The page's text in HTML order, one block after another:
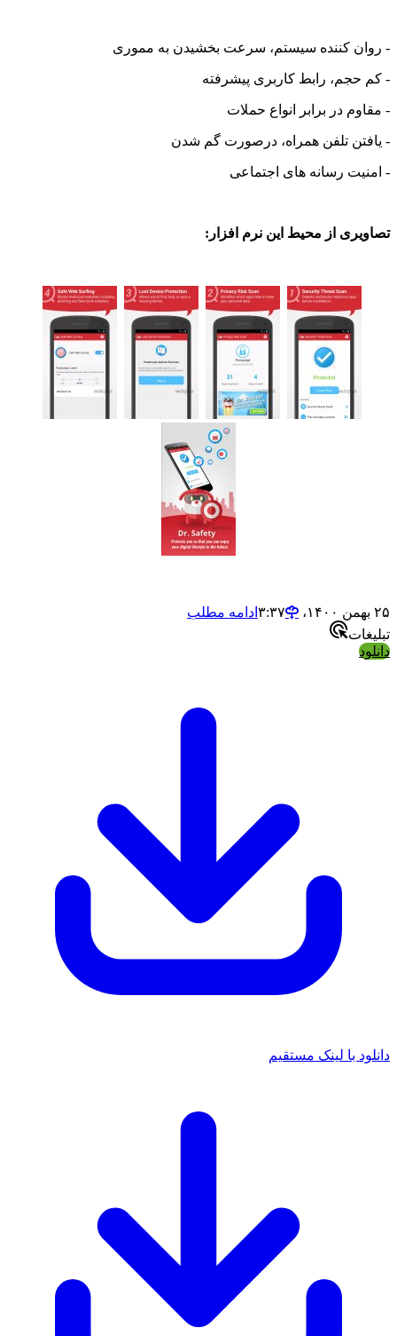
کننده سیستم، سرعت بخشیدن به مموری
رابط کاربری پیشرفته
در برابر انواع حملات
تلفن همراه، درصورت گم شدن
رسانه های اجتماعی
از محیط این نرم افزار:
ادامه مطلب
با لینک مستقیم